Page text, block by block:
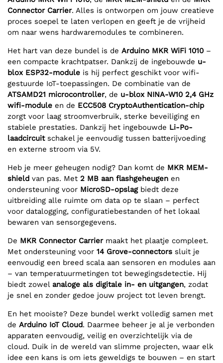
Connector Carrier. Alles is ontworpen om jouw creatieve
proces soepel te laten verlopen en geeft je de vrijheid
om naar wens hardwaremodules te combineren.
Het hart van deze bundel is de Arduino MKR WiFi 1010 –
een compacte krachtpatser. Dankzij de ingebouwde u-
blox ESP32-module is hij perfect geschikt voor wifi-
gestuurde IoT-toepassingen. De combinatie van de
ATSAMD21 microcontroller, de u-blox NINA-W10 2,4 GHz
wifi-module en de ECC508 CryptoAuthentication-chip
zorgt voor laag stroomverbruik, sterke beveiliging en
stabiele prestaties. Dankzij het ingebouwde Li-Po-
laadcircuitschakel je eenvoudig tussen batterijvoeding
en externe stroom via 5V.
Heb je meer geheugen nodig? Dan komt de MKR MEM-
shield van pas. Met 2 MB aan flashgeheugen en
ondersteuning voor MicroSD-opslagbiedt deze
uitbreiding alle ruimte om data op te slaan – perfect
voor datalogging, configuratiebestanden of het lokaal
bewaren van sensorgegevens.
De MKR Connector Carriermaakt het plaatje compleet.
Met ondersteuning voor 14 Grove-connectors sluit je
eenvoudig een breed scala aan sensoren en modules aan
– van temperatuurmetingen tot bewegingsdetectie. Hij
biedt zowel analoge als digitale in- en uitgangen, zodat
je snel en zonder gedoe jouw project tot leven brengt.
En het mooiste? Deze bundel werkt volledig samen met
de Arduino IoT Cloud. Daarmee beheer je al je verbonden
apparaten eenvoudig, veilig en overzichtelijk via de
cloud. Duik in de wereld van slimme projecten, waar elk
idee een kans is om iets geweldigs te bouwen – en start